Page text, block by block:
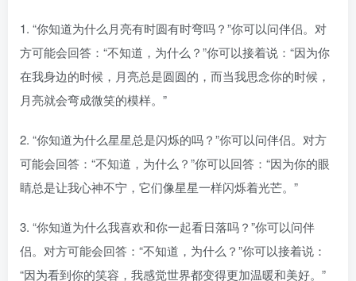
1. “你知道为什么月亮有时圆有时弯吗？”你可以问伴侣。对
方可能会回答：“不知道，为什么？”你可以接着说：“因为你
在我身边的时候，月亮总是圆圆的，而当我思念你的时候，
月亮就会弯成微笑的模样。”
2. “你知道为什么星星总是闪烁的吗？”你可以问伴侣。对方
可能会回答：“不知道，为什么？”你可以回答：“因为你的眼
睛总是让我心神不宁，它们像星星一样闪烁着光芒。”
3. “你知道为什么我喜欢和你一起看日落吗？”你可以问伴
侣。对方可能会回答：“不知道，为什么？”你可以接着说：
“因为看到你的笑容，我感觉世界都变得更加温暖和美好。”